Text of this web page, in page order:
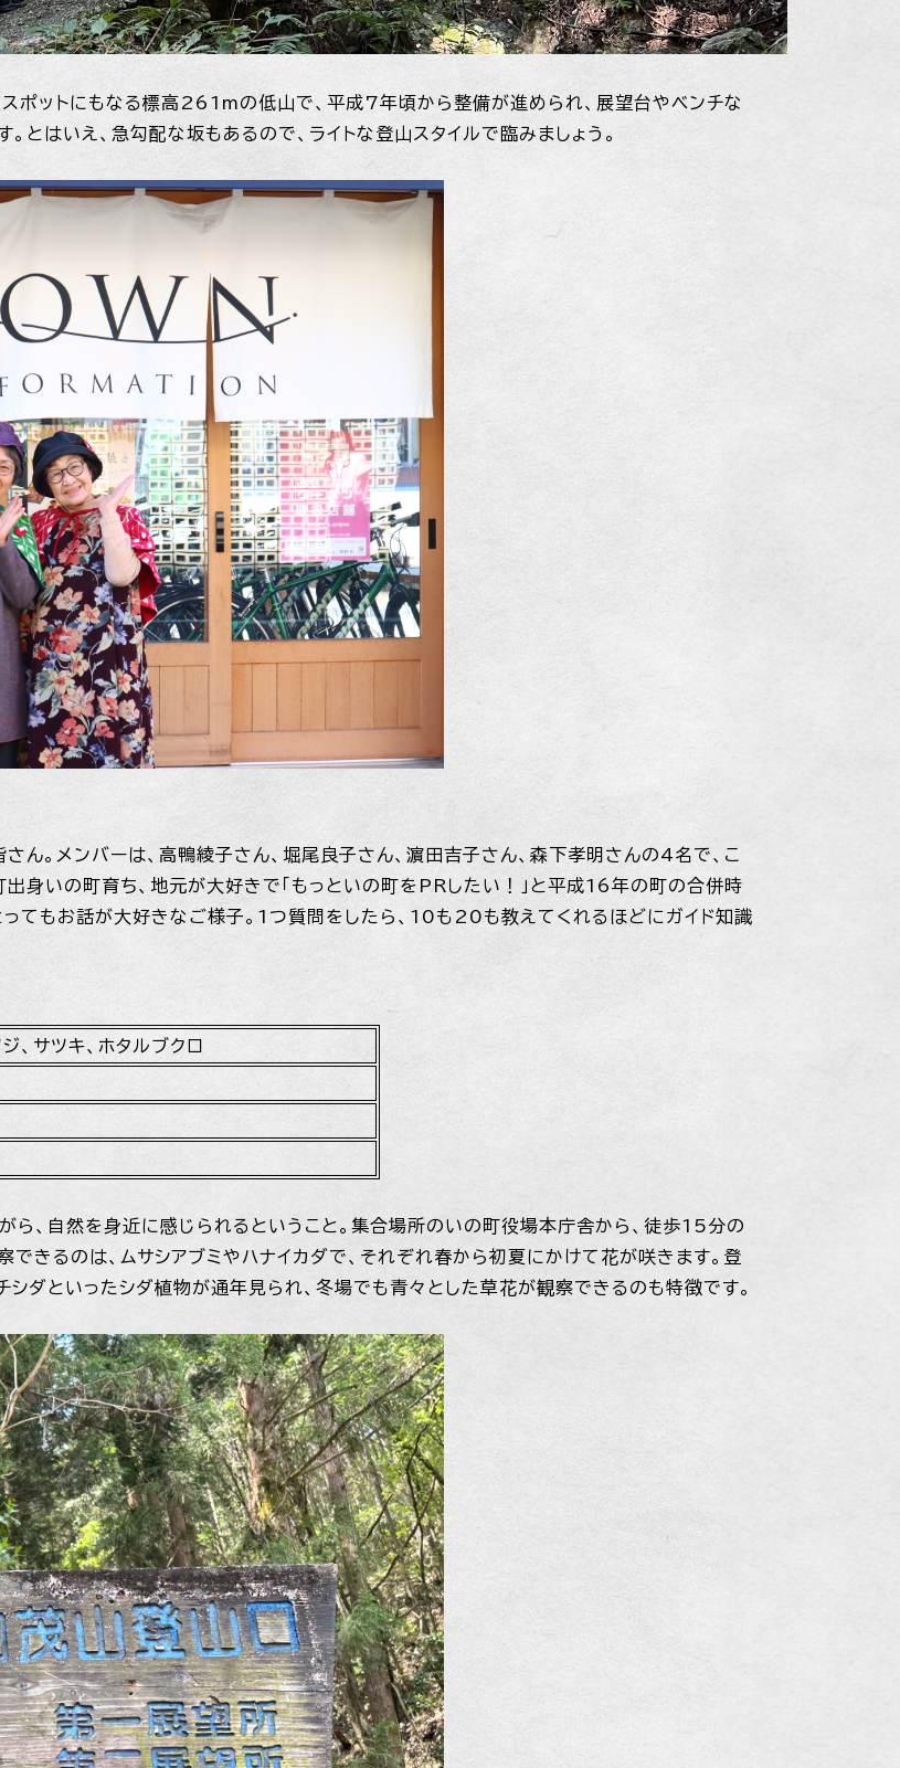
スポットにもなる標高261mの低山で、平成7年頃から整備が進められ、展望台やベンチな
とはいえ、急勾配な坂もあるので、ライトな登山スタイルで臨みましょう。
ん。メンバーは、高鴨綾子さん、堀尾良子さん、濵田吉子さん、森下孝明さんの4名で、こ
身いの町育ち、地元が大好きで「もっといの町をPRしたい！」と平成16年の町の合併時
ってもお話が大好きなご様子。1つ質問をしたら、10も20も教えてくれるほどにガイド知識
、サツキ、ホタルブクロ
ら、自然を身近に感じられるということ。集合場所のいの町役場本庁舎から、徒歩15分の
きるのは、ムサシアブミやハナイカダで、それぞれ春から初夏にかけて花が咲きます。登
ダといったシダ植物が通年見られ、冬場でも青々とした草花が観察できるのも特徴です。